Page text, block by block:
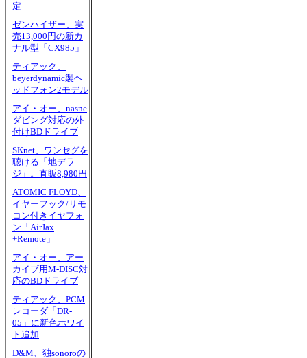
定
ゼンハイザー、実
売13,000円の新カ
ナル型「CX985」
ティアック、
beyerdynamic製ヘ
ッドフォン2モデル
アイ・オー、nasne
ダビング対応の外
付けBDドライブ
SKnet、ワンセグを
聴ける「地デラ
ジ」。直販8,980円
ATOMIC FLOYD、
イヤーフック/リモ
コン付きイヤフォ
ン「AirJax
+Remote」
アイ・オー、アー
カイブ用M-DISC対
応のBDドライブ
ティアック、PCM
レコーダ「DR-
05」に新色ホワイ
ト追加
D&M、独sonoroの